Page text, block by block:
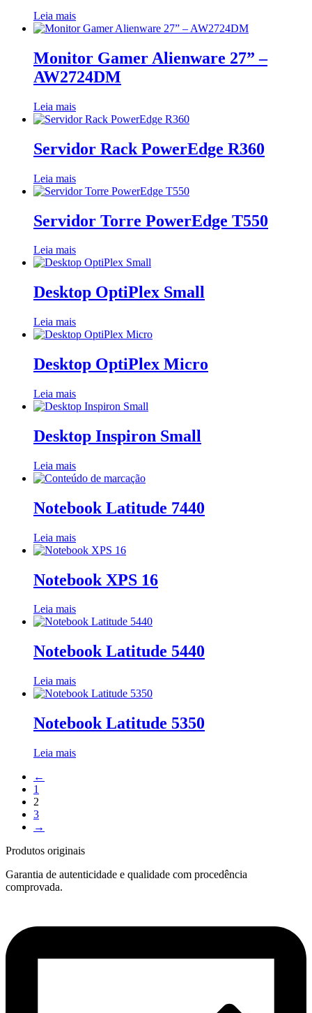
Leia mais
Monitor Gamer Alienware 27” –
AW2724DM
Leia mais
Servidor Rack PowerEdge R360
Leia mais
Servidor Torre PowerEdge T550
Leia mais
Desktop OptiPlex Small
Leia mais
Desktop OptiPlex Micro
Leia mais
Desktop Inspiron Small
Leia mais
Notebook Latitude 7440
Leia mais
Notebook XPS 16
Leia mais
Notebook Latitude 5440
Leia mais
Notebook Latitude 5350
Leia mais
←
1
2
3
→
Produtos originais
Garantia de autenticidade e qualidade com procedência
comprovada.